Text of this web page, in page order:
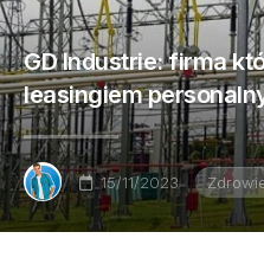
GD Industrie: firma
leasingiem
15/11/2023